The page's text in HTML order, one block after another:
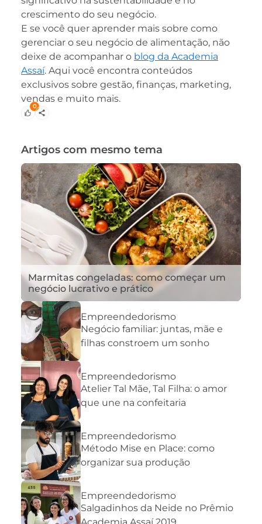
crescimento do seu negócio.
E se você quer aprender mais sobre como
gerenciar o seu negócio de alimentação, não
deixe de acompanhar o blog da Academia
Assaí. Aqui você encontra conteúdos
exclusivos sobre gestão, finanças, marketing,
vendas e muito mais.
0
Artigos com mesmo tema
Marmitas congeladas: como começar um
negócio lucrativo e prático
Empreendedorismo
Negócio familiar: juntas, mãe e
filhas constroem um sonho
Empreendedorismo
Atelier Tal Mãe, Tal Filha: o amor
que une na confeitaria
Empreendedorismo
Método Mise en Place: como
organizar sua produção
Empreendedorismo
Salgadinhos da Neide no Prêmio